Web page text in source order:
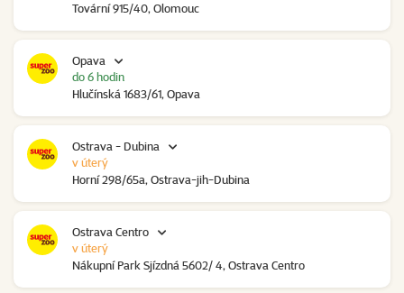
Tovární 915/40, Olomouc
Opava
Hlučínská 1683/61, Opava
do 6 hodin
Ostrava - Dubina
Horní 298/65a, Ostrava-jih-Dubina
v úterý
Ostrava Centro
Nákupní Park Sjízdná 5602/ 4, Ostrava Centro
v úterý